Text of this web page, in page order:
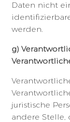
Daten nicht
werden.
g)
juristische
andere